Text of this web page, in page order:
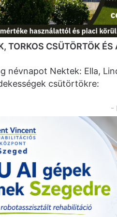
TORKOS CSÜTÖRTÖK ÉS
névnapot Nektek: Ella,
csütörtökre:
-